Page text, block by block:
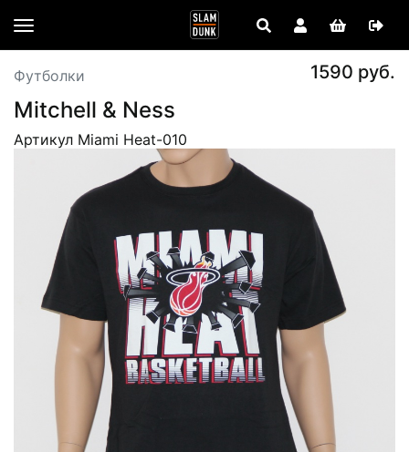
Футболки 1590 руб.
Mitchell & Ness
Артикул Miami Heat-010